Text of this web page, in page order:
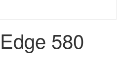
580